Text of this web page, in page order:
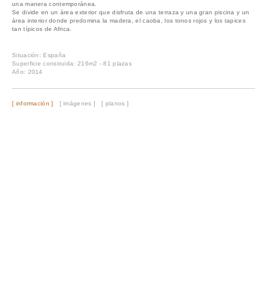
una manera contemporánea.
Se divide en un área exterior que disfruta de una terraza y una gran piscina y un
área interior donde predomina la madera, el caoba, los tonos rojos y los tapices
tan típicos de Africa.
Situación: España
Superficie construida: 216m2 - 81 plazas
Año: 2014
[ información ] [ imágenes ] [ planos ]